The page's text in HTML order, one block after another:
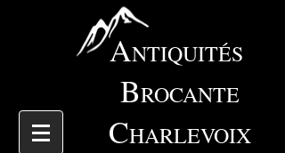
ANTIQUITÉS
BROCANTE
CHARLEVOIX